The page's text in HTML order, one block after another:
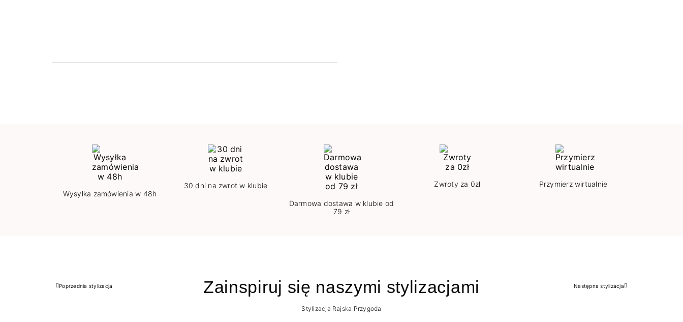
Wysyłka zamówienia w 48h
30 dni na zwrot w klubie
Darmowa dostawa w klubie od
79 zł
Zwroty za 0zł Przymierz wirtualnie
Zainspiruj się naszymi stylizacjami
Poprzedni
Poprzednia stylizacja Następny
Następna stylizacja
Stylizacja Rajska Przygoda